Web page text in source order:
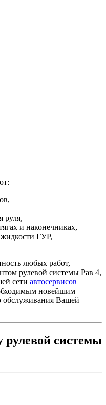
руля,
и наконечниках,
жидкости ГУР,
любых работ,
рулевой системы Рав 4,
сети автосервисов
новейшим
обслуживания Вашей
системы